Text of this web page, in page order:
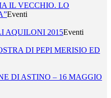
IL VECCHIO. LO
Eventi
AQUILONI 2015Eventi
DI PEPI MERISIO ED
DI ASTINO – 16 MAGGIO